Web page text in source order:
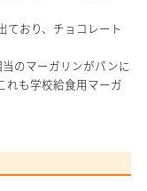
ており、チョコレート
のマーガリンがパンに
れも学校給食用マーガ